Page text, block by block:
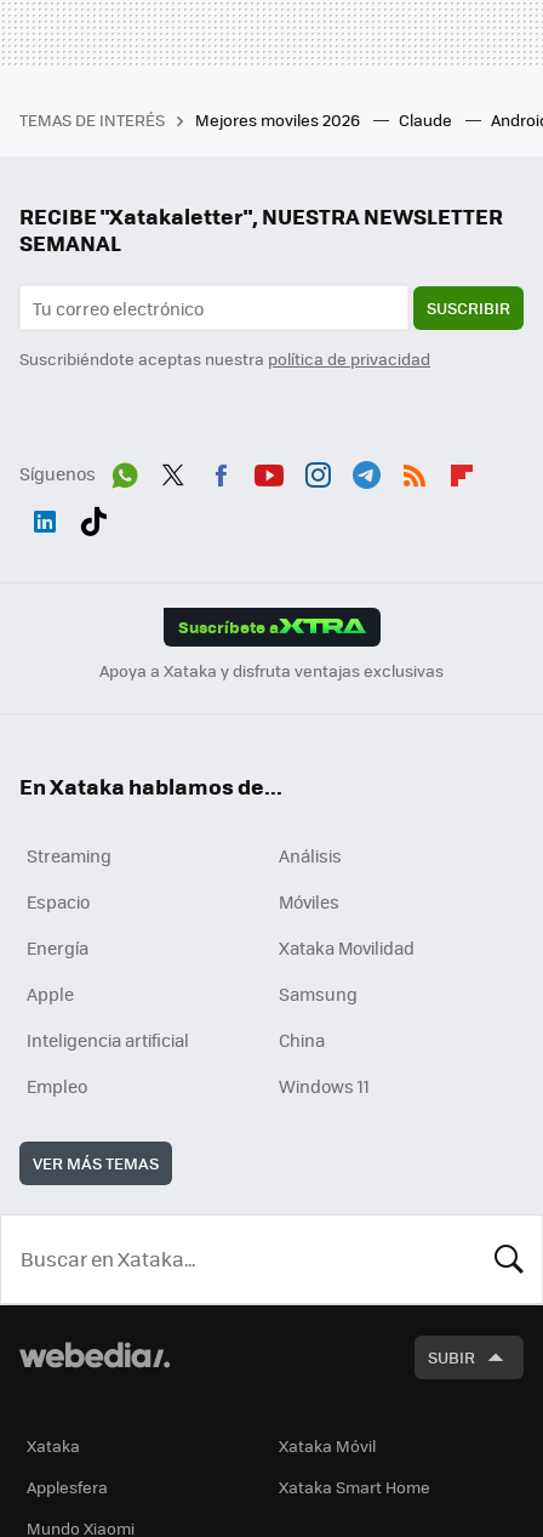
TEMAS DE INTERÉS Mejores moviles 2026 Claude
RECIBE "Xatakaletter", NUESTRA NEWSLETTER
SEMANAL
SUSCRIBIR
Suscribiéndote aceptas nuestra política de privacidad
Síguenos
Suscríbete a
Apoya a Xataka y disfruta ventajas exclusivas
En Xataka hablamos de...
Streaming
Análisis
Espacio
Móviles
Energía
Xataka Movilidad
Apple
Samsung
Inteligencia artificial
China
Empleo
Windows 11
VER MÁS TEMAS
SUBIR
Xataka
Xataka Móvil
Applesfera
Xataka Smart Home
Mundo Xiaomi